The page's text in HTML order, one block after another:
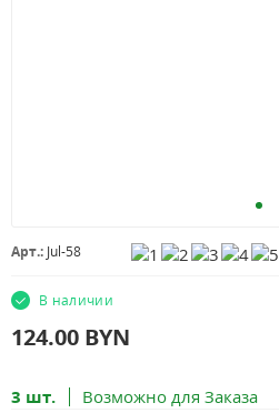
Арт.: Jul-58
В наличии
124.00 BYN
3 шт. Возможно для Заказа